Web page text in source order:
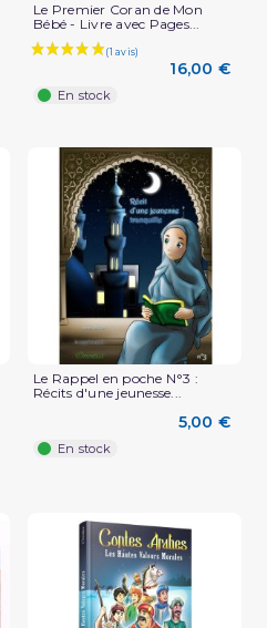
Le Premier Coran de Mon
Bébé - Livre avec Pages...
16,00 €
En stock
Le Rappel en poche N°3 :
Récits d'une jeunesse...
5,00 €
En stock